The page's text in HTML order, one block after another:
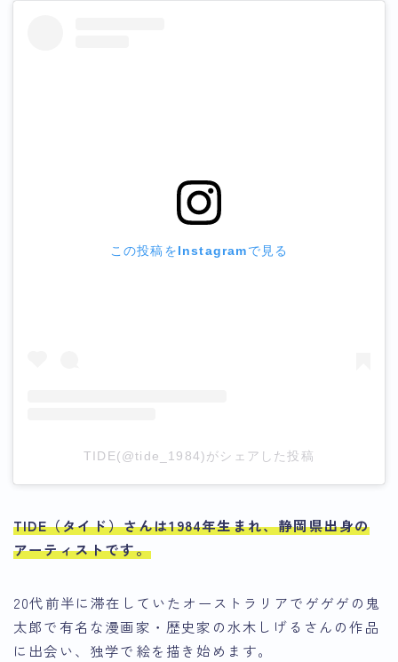
この投稿をInstagramで見る
TIDE(@tide_1984)がシェアした投稿
TIDE（タイド）さんは1984年生まれ、静岡県出身の
アーティストです。
20代前半に滞在していたオーストラリアでゲゲゲの鬼
太郎で有名な漫画家・歴史家の水木しげるさんの作品
に出会い、独学で絵を描き始めます。